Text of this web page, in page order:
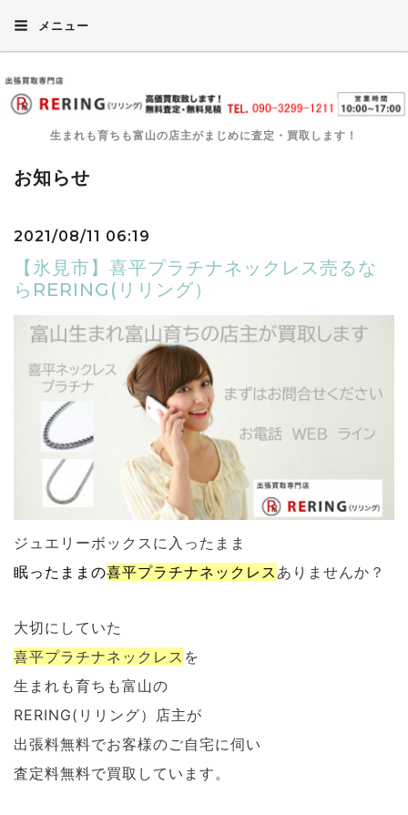
メニュー
生まれも育ちも富山の店主がまじめに査定・買取します！
お知らせ
2021/08/11 06:19
【氷見市】喜平プラチナネックレス売るな
らRERING(リリング）
ジュエリーボックスに入ったまま
眠ったままの喜平プラチナネックレス ありませんか？
大切にしていた
喜平プラチナネックレス を
生まれも育ちも富山の
RERING(リリング）店主が
出張料無料でお客様のご自宅に伺い
査定料無料で買取しています。